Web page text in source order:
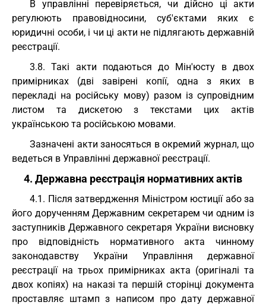
В управлінні перевіряється, чи дійсно ці акти
регулюють правовідносини, суб'єктами яких є
юридичні особи, і чи ці акти не підлягають державній
реєстрації.
3.8. Такі акти подаються до Мін'юсту в двох
примірниках (дві завірені копії, одна з яких в
перекладі на російську мову) разом із супровідним
листом та дискетою з текстами цих актів
українською та російською мовами.
Зазначені акти заносяться в окремий журнал, що
ведеться в Управлінні державної реєстрації.
4. Державна реєстрація нормативних актів
4.1. Після затвердження Міністром юстиції або за
його дорученням Державним секретарем чи одним із
заступників Державного секретаря України висновку
про відповідність нормативного акта чинному
законодавству України Управління державної
реєстрації на трьох примірниках акта (оригіналі та
двох копіях) на наказі та першій сторінці документа
проставляє штамп з написом про дату державної